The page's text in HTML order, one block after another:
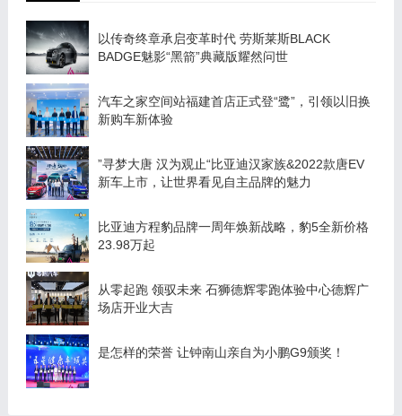
以传奇终章承启变革时代 劳斯莱斯BLACK
BADGE魅影“黑箭”典藏版耀然问世
汽车之家空间站福建首店正式登“鹭”，引领以旧换
新购车新体验
”寻梦大唐 汉为观止“比亚迪汉家族&2022款唐EV
新车上市，让世界看见自主品牌的魅力
比亚迪方程豹品牌一周年焕新战略，豹5全新价格
23.98万起
从零起跑 领驭未来 石狮德辉零跑体验中心德辉广
场店开业大吉
是怎样的荣誉 让钟南山亲自为小鹏G9颁奖！